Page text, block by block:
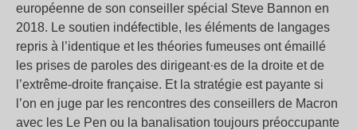
européenne de son conseiller spécial Steve Bannon en
2018. Le soutien indéfectible, les éléments de langages
repris à l’identique et les théories fumeuses ont émaillé
les prises de paroles des dirigeant·es de la droite et de
l’extrême-droite française. Et la stratégie est payante si
l’on en juge par les rencontres des conseillers de Macron
avec les Le Pen ou la banalisation toujours préoccupante